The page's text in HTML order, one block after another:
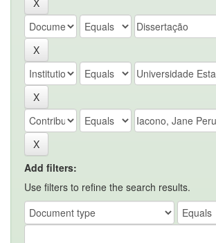
Add filters:
Use filters to refine the search results.